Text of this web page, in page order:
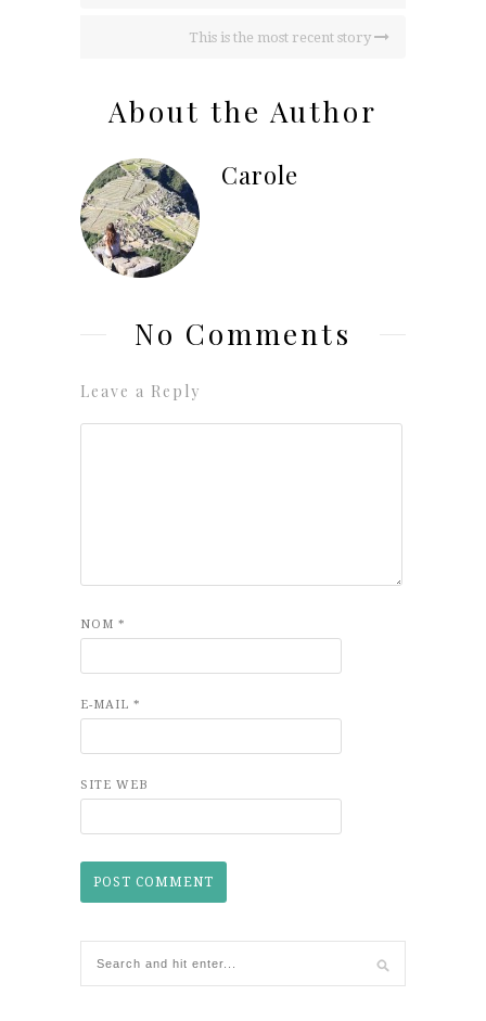
This is the most recent story
About the Author
Carole
No Comments
Leave a Reply
NOM *
E-MAIL *
SITE WEB